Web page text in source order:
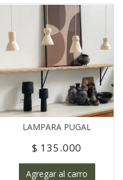
LAMPARA PUGAL
$ 135.000
Agregar al carro